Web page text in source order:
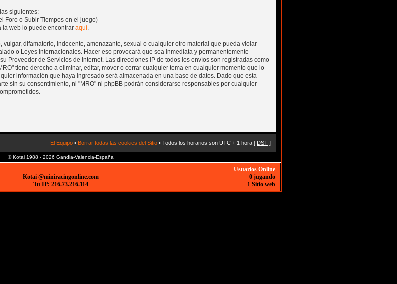
siguientes:
Foro o Subir Tiempos en el juego)
la web lo puede encontrar aquí.
difamatorio, indecente, amenazante, sexual o cualquier otro material que pueda violar
o Leyes Internacionales. Hacer eso provocará que sea inmediata y permanentemente
Proveedor de Servicios de Internet. Las direcciones IP de todos los envíos son registradas como
tiene derecho a eliminar, editar, mover o cerrar cualquier tema en cualquier momento que lo
información que haya ingresado será almacenada en una base de datos. Dado que esta
sin su consentimiento, ni "MRO" ni phpBB podrán considerarse responsables por cualquier
El Equipo • Borrar todas las cookies del Sitio • Todos los horarios son UTC + 1 hora [ DST ]
© Kotai 1988 - 2026 Gandia-Valencia-España
Usuarios Online
0 jugando
1 Sitio web
Kotai @miniracingonline.com
Tu IP: 216.73.216.114